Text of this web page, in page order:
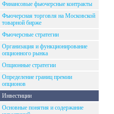
Финансовые фьючерсные контракты
Фьючерсная торговля на Московской
товарной бирже
Фьючерсные стратегии
Организация и функционирование
опционного рынка
Опционные стратегии
Определение границ премии
опционов
Инвестиции
Основные понятия и содержание